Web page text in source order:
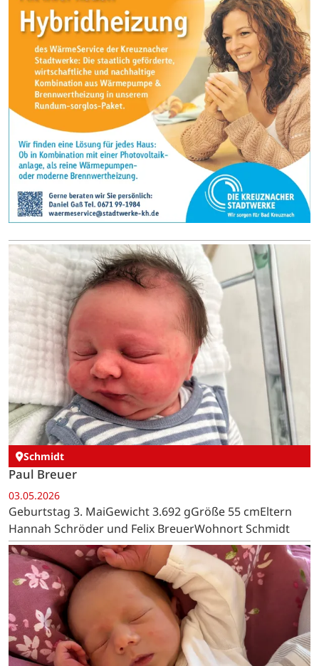
Schmidt
Paul Breuer
03.05.2026
Geburtstag 3. MaiGewicht 3.692 gGröße 55 cmEltern
Hannah Schröder und Felix BreuerWohnort Schmidt